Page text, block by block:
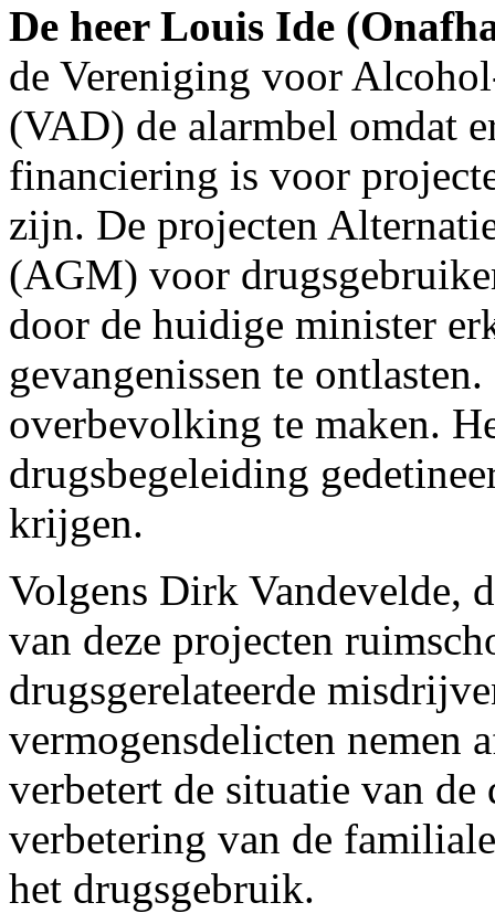
De heer Louis Ide
de Vereniging voor
(VAD) de alarmbel omdat
financiering is voor
zijn. De projecten
(AGM) voor
door de huidige minister
gevangenissen te
overbevolking te maken.
drugsbegeleiding
krijgen.
Volgens Dirk Vandevelde,
van deze projecten
drugsgerelateerde
vermogensdelicten
verbetert de situatie van
verbetering van de
het drugsgebruik.